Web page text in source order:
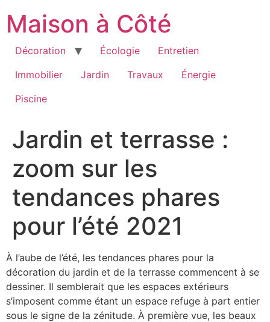
contenu
Maison à Côté
Décoration Écologie
Entretien
Immobilier
Jardin Travaux
Énergie
Piscine
Jardin et terrasse :
zoom sur les
tendances phares
pour l’été 2021
À l’aube de l’été, les tendances phares pour la
décoration du jardin et de la terrasse commencent à se
dessiner. Il semblerait que les espaces extérieurs
s’imposent comme étant un espace refuge à part entier
sous le signe de la zénitude. À première vue, les beaux